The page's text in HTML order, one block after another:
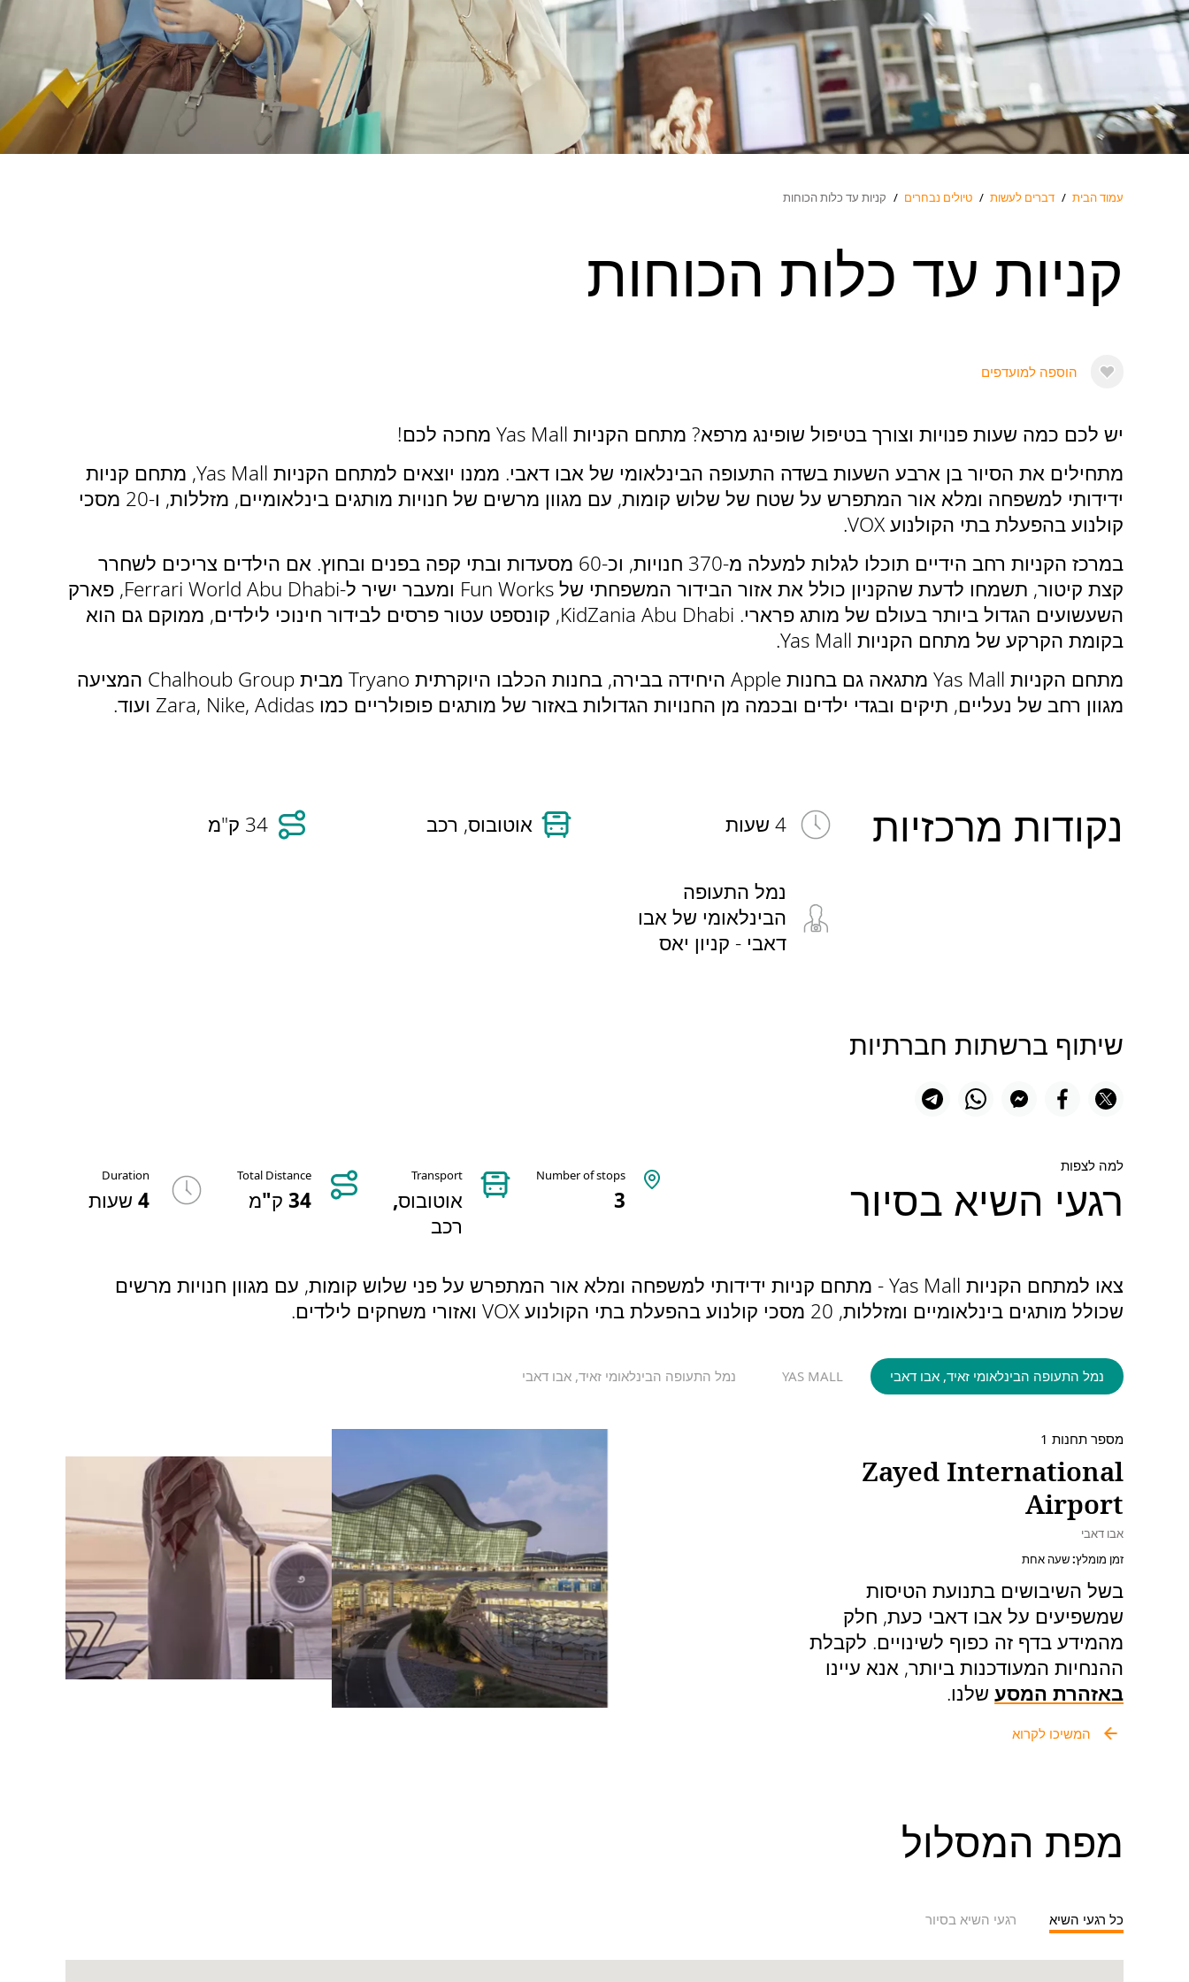
עמוד הבית / דברים לעשות / טיולים נבחרים / קניות עד כלות הכוחות
קניות עד כלות הכוחות
הוספה למועדפים
יש לכם כמה שעות פנויות וצורך בטיפול שופינג מרפא? מתחם הקניות Yas Mall מחכה לכם!
מתחילים את הסיור בן ארבע השעות בשדה התעופה הבינלאומי של אבו דאבי. ממנו יוצאים למתחם הקניות Yas Mall, מתחם קניות
ידידותי למשפחה ומלא אור המתפרש על שטח של שלוש קומות, עם מגוון מרשים של חנויות מותגים בינלאומיים, מזללות, ו-20 מסכי
קולנוע בהפעלת בתי הקולנוע VOX.
במרכז הקניות רחב הידיים תוכלו לגלות למעלה מ-370 חנויות, וכ-60 מסעדות ובתי קפה בפנים ובחוץ. אם הילדים צריכים לשחרר
קצת קיטור, תשמחו לדעת שהקניון כולל את אזור הבידור המשפחתי של Fun Works ומעבר ישיר ל-Ferrari World Abu Dhabi, פארק
השעשועים הגדול ביותר בעולם של מותג פרארי. KidZania Abu Dhabi, קונספט עטור פרסים לבידור חינוכי לילדים, ממוקם גם הוא
בקומת הקרקע של מתחם הקניות Yas Mall.
מתחם הקניות Yas Mall מתגאה גם בחנות Apple היחידה בבירה, בחנות הכלבו היוקרתית Tryano מבית Chalhoub Group המציעה
מגוון רחב של נעליים, תיקים ובגדי ילדים ובכמה מן החנויות הגדולות באזור של מותגים פופולריים כמו Zara, Nike, Adidas ועוד.
נקודות מרכזיות 4 שעות אוטובוס, רכב 34 ק"מ
נמל התעופה
הבינלאומי של אבו
דאבי - קניון יאס
שיתוף ברשתות חברתיות
למה לצפות
רגעי השיא בסיור Number of stops
3
Transport
אוטובוס,
רכב
Total Distance
34 ק"מ
Duration
4 שעות
צאו למתחם הקניות Yas Mall - מתחם קניות ידידותי למשפחה ומלא אור המתפרש על פני שלוש קומות, עם מגוון חנויות מרשים
שכולל מותגים בינלאומיים ומזללות, 20 מסכי קולנוע בהפעלת בתי הקולנוע VOX ואזורי משחקים לילדים.
נמל התעופה הבינלאומי זאיד, אבו דאבי YAS MALL נמל התעופה הבינלאומי זאיד, אבו דאבי
מספר תחנות 1
Zayed International
Airport
אבו דאבי
זמן מומלץ: שעה אחת
בשל השיבושים בתנועת הטיסות
שמשפיעים על אבו דאבי כעת, חלק
מהמידע בדף זה כפוף לשינויים. לקבלת
ההנחיות המעודכנות ביותר, אנא עיינו
באזהרת המסעשלנו.
נמל התעופה הבינלאומי זאיד (לשעבר
יעדים ב-56 מדינות. הנמל זכה פעמיים
בתואר "נמל התעופה הטוב ביותר במזרח
עדות לשירותים ולמתקנים יוצאי הדופן
שהוא מציע.
המשיכו לקרוא
מפת המסלול
כל רגעי השיא רגעי השיא בסיור